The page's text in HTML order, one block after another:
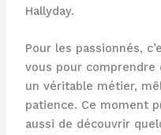
Hallyday.
Pour les passionnés,
vous pour
un véritable métier,
patience. Ce moment
aussi de découvrir